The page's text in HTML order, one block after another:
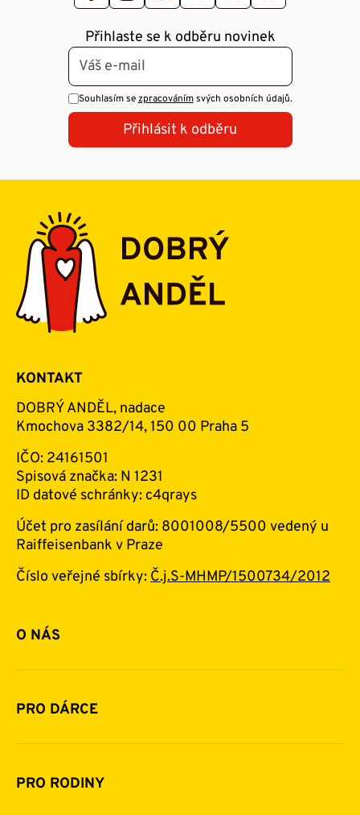
Přihlaste se k odběru novinek
Souhlasím sezpracovánímsvých osobních údajů.
Přihlásit k odběru
KONTAKT
DOBRÝ ANDĚL, nadace
Kmochova 3382/14, 150 00 Praha 5
IČO: 24161501
Spisová značka: N 1231
ID datové schránky: c4qrays
Účet pro zasílání darů: 8001008/5500 vedený u
Raiffeisenbank v Praze
Číslo veřejné sbírky:Č.j.S-MHMP/1500734/2012
O NÁS
Základní informace o nadaci
Historie a zakladatelé
Financování
Pomoc v číslech
PRO DÁRCE
Jak pomáhat
Daňová uznatelnost darů
PRO RODINY